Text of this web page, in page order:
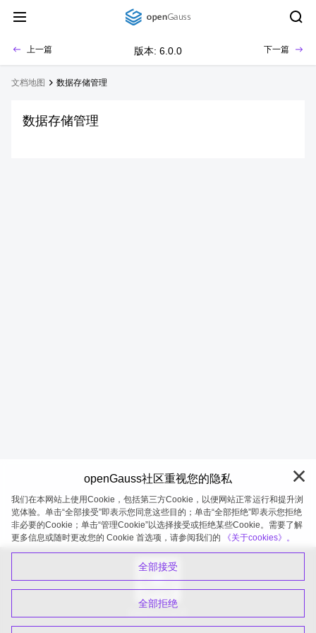
上一篇 版本: 6.0.0 下一篇
文档地图 数据存储管理
数据存储管理
openGauss 2026-08-05 20:11:22
openGauss社区重视您的隐私
我们在本网站上使用Cookie，包括第三方Cookie，以便网站正常运行和提升浏
览体验。单击“全部接受”即表示您同意这些目的；单击“全部拒绝”即表示您拒绝
非必要的Cookie；单击“管理Cookie”以选择接受或拒绝某些Cookie。需要了解
更多信息或随时更改您的 Cookie 首选项，请参阅我们的
《关于cookies》。
全部接受
全部拒绝